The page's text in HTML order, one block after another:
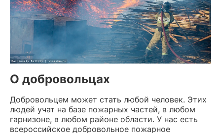
О добровольцах
Добровольцем может стать любой человек. Этих
людей учат на базе пожарных частей, в любом
гарнизоне, в любом районе области. У нас есть
всероссийское добровольное пожарное